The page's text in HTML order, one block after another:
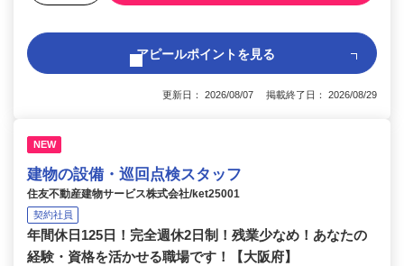
アピールポイントを見る
更新日： 2026/08/07 掲載終了日： 2026/08/29
NEW
建物の設備・巡回点検スタッフ
住友不動産建物サービス株式会社/ket25001
契約社員
年間休日125日！完全週休2日制！残業少なめ！あなたの
経験・資格を活かせる職場です！【大阪府】